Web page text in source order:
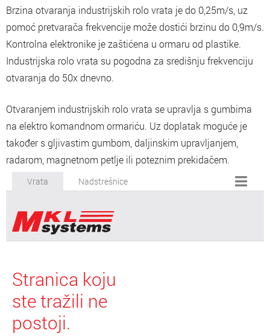
Brzina otvaranja industrijskih rolo vrata je do 0,25m/s, uz
pomoć pretvarača frekvencije može dostići brzinu do 0,9m/s.
Kontrolna elektronike je zaštićena u ormaru od plastike.
Industrijska rolo vrata su pogodna za središnju frekvenciju
otvaranja do 50x dnevno.
Otvaranjem industrijskih rolo vrata se upravlja s gumbima
na elektro komandnom ormariću. Uz doplatak moguće je
također s gljivastim gumbom, daljinskim upravljanjem,
radarom, magnetnom petlje ili poteznim prekidačem.
Chunk gallery error:
Vrata Nadstrešnice
Stranica koju
ste tražili ne
postoji.